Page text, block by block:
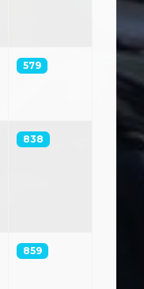
579
838
859